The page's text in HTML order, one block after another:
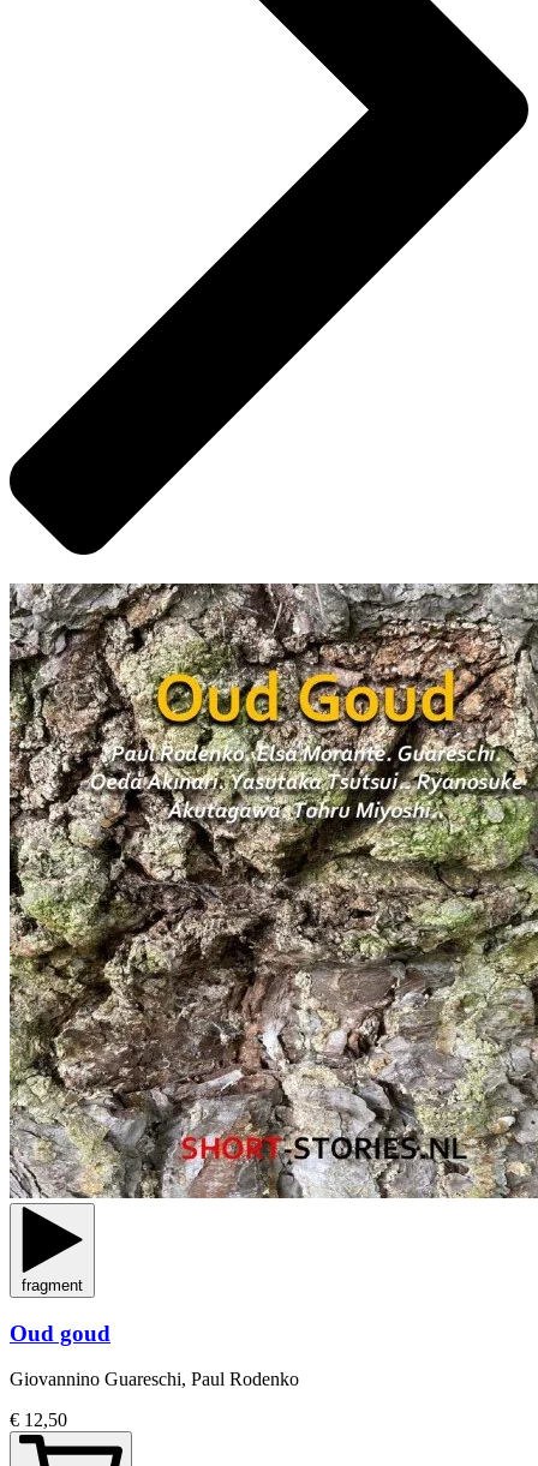
fragment
Oud goud
Giovannino Guareschi, Paul Rodenko
€ 12,50